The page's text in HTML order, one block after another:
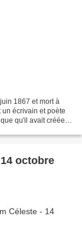
1867 et mort à
écrivain et poète
qu'il avait créée.
octobre